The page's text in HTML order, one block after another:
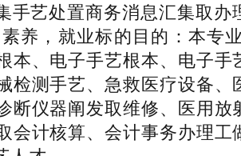
艺处置商务消息汇集取办
养，就业标的目的：本专
、电子手艺根本、电子
测手艺、急救医疗设备
仪器阐发取维修、医用
计核算、会计事务办理